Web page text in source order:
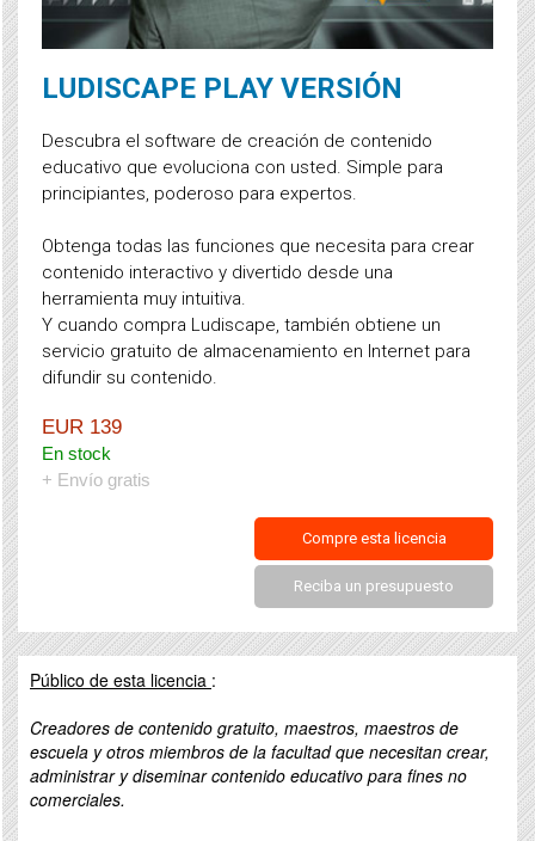
LUDISCAPE PLAY VERSIÓN
Descubra el software de creación de contenido
educativo que evoluciona con usted. Simple para
principiantes, poderoso para expertos.
Obtenga todas las funciones que necesita para crear
contenido interactivo y divertido desde una
herramienta muy intuitiva.
Y cuando compra Ludiscape, también obtiene un
servicio gratuito de almacenamiento en Internet para
difundir su contenido.
EUR 139
En stock
+ Envío gratis
Compre esta licencia
Reciba un presupuesto
Público de esta licencia :
Creadores de contenido gratuito, maestros, maestros de
escuela y otros miembros de la facultad que necesitan crear,
administrar y diseminar contenido educativo para fines no
comerciales.